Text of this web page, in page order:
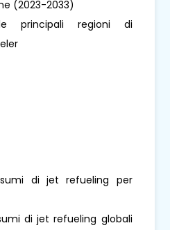
(2023-2033)
principali regioni di
di jet refueling per
di jet refueling globali